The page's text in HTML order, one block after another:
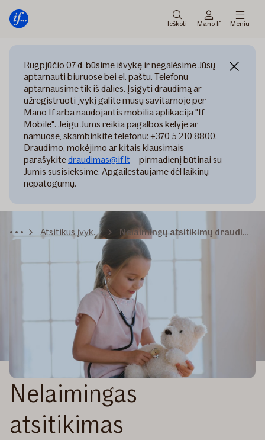
meniu
prie
Ieškoti Mano If Meniu
Rugpjūčio 07 d. būsime išvykę ir negalėsime Jūsų
aptarnauti biuruose bei el. paštu. Telefonu
aptarnausime tik iš dalies. Įsigyti draudimą ar
užregistruoti įvykį galite mūsų savitarnoje per
Mano If arba naudojantis mobilia aplikacija "If
Mobile". Jeigu Jums reikia pagalbos kelyje ar
namuose, skambinkite telefonu: +370 5 210 8800.
Draudimo, mokėjimo ar kitais klausimais
parašykitedraudimas@if.lt – pirmadienį būtinai su
Jumis susisieksime. Apgailestaujame dėl laikinų
nepatogumų.
Atsitikus įvykiui Nelaimingų atsitikimų draudimo įvykis
Nelaimingas
atsitikimas